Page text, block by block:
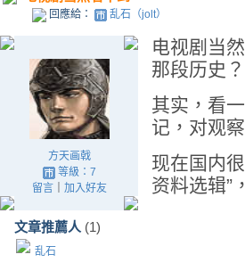
回應給： 乱石（jolt）
方天画戟
等級：7
留言｜ 加入好友
文章推薦人 (1)
乱石
电视剧当
那段历史
其实，看
记，对观
现在国内
资料选辑”